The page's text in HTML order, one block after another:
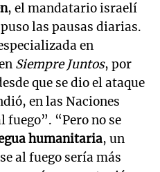
, el mandatario israelí
las pausas diarias.
en
Siempre Juntos, por
que se dio el ataque
en las Naciones
fuego”. “Pero no se
humanitaria, un
al fuego sería más